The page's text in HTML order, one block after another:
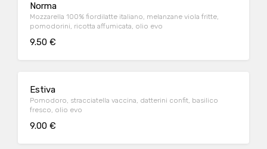
Norma
Mozzarella 100% fiordilatte italiano, melanzane viola fritte,
pomodorini, ricotta affumicata, olio evo
9.50 €
Estiva
Pomodoro, stracciatella vaccina, datterini confit, basilico
fresco, olio evo
9.00 €